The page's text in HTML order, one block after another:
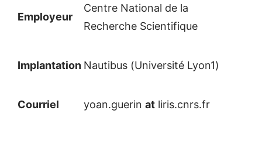
Employeur
Centre National de la
Recherche Scientifique
Implantation Nautibus (Université Lyon1)
Courriel yoan.guerin at liris.cnrs.fr